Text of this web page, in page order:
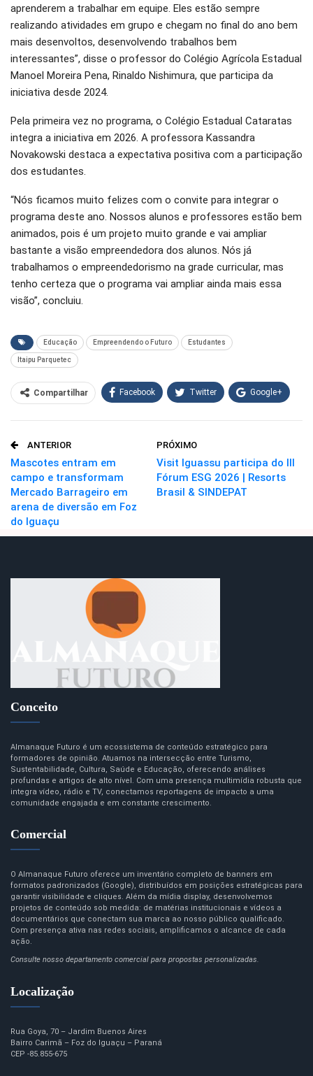
aprenderem a trabalhar em equipe. Eles estão sempre
realizando atividades em grupo e chegam no final do ano bem
mais desenvoltos, desenvolvendo trabalhos bem
interessantes”, disse o professor do Colégio Agrícola Estadual
Manoel Moreira Pena, Rinaldo Nishimura, que participa da
iniciativa desde 2024.
Pela primeira vez no programa, o Colégio Estadual Cataratas
integra a iniciativa em 2026. A professora Kassandra
Novakowski destaca a expectativa positiva com a participação
dos estudantes.
“Nós ficamos muito felizes com o convite para integrar o
programa deste ano. Nossos alunos e professores estão bem
animados, pois é um projeto muito grande e vai ampliar
bastante a visão empreendedora dos alunos. Nós já
trabalhamos o empreendedorismo na grade curricular, mas
tenho certeza que o programa vai ampliar ainda mais essa
visão”, concluiu.
Educação Empreendendo o Futuro Estudantes
Itaipu Parquetec
Compartilhar Facebook Twitter Google+
O email
ANTERIOR
Mascotes entram em
campo e transformam
Mercado Barrageiro em
arena de diversão em Foz
do Iguaçu
PRÓXIMO
Visit Iguassu participa do III
Fórum ESG 2026 | Resorts
Brasil & SINDEPAT
Conceito
Almanaque Futuro é um ecossistema de conteúdo estratégico para
formadores de opinião. Atuamos na intersecção entre Turismo,
Sustentabilidade, Cultura, Saúde e Educação, oferecendo análises
profundas e artigos de alto nível. Com uma presença multimídia robusta que
integra vídeo, rádio e TV, conectamos reportagens de impacto a uma
comunidade engajada e em constante crescimento.
Comercial
O Almanaque Futuro oferece um inventário completo de banners em
formatos padronizados (Google), distribuídos em posições estratégicas para
garantir visibilidade e cliques. Além da mídia display, desenvolvemos
projetos de conteúdo sob medida: de matérias institucionais e vídeos a
documentários que conectam sua marca ao nosso público qualificado.
Com presença ativa nas redes sociais, amplificamos o alcance de cada
ação.
Consulte nosso departamento comercial para propostas personalizadas.
Localização
Rua Goya, 70 – Jardim Buenos Aires
Bairro Carimã – Foz do Iguaçu – Paraná
CEP -85.855-675